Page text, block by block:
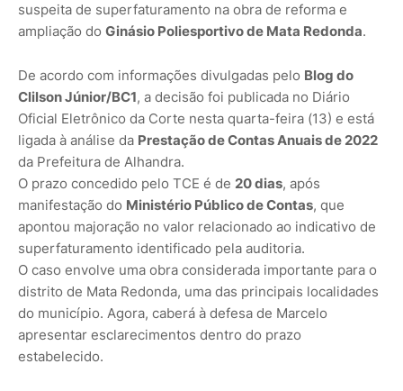
suspeita de superfaturamento na obra de reforma e
ampliação do Ginásio Poliesportivo de Mata Redonda.
De acordo com informações divulgadas pelo Blog do
Clilson Júnior/BC1, a decisão foi publicada no Diário
Oficial Eletrônico da Corte nesta quarta-feira (13) e está
ligada à análise da Prestação de Contas Anuais de 2022
da Prefeitura de Alhandra.
O prazo concedido pelo TCE é de 20 dias, após
manifestação do Ministério Público de Contas, que
apontou majoração no valor relacionado ao indicativo de
superfaturamento identificado pela auditoria.
O caso envolve uma obra considerada importante para o
distrito de Mata Redonda, uma das principais localidades
do município. Agora, caberá à defesa de Marcelo
apresentar esclarecimentos dentro do prazo
estabelecido.